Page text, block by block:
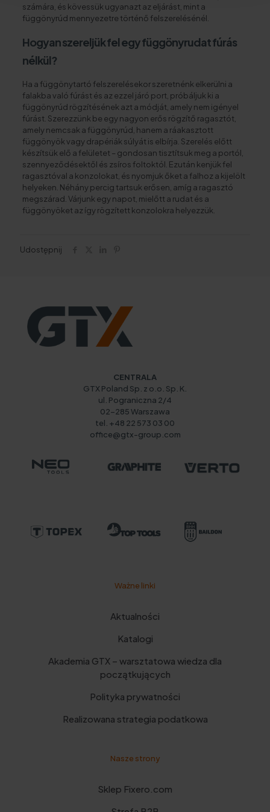
számára, és kövessük ugyanazt az eljárást, mint a
függönyrúd mennyezetre történő felszerelésénél.
Hogyan szereljük fel egy függönyrudat fúrás
nélkül?
Ha a függönytartó felszerelésekor szeretnénk elkerülni a
falakba való fúrást és az ezzel járó port, próbáljuk ki a
függönyrúd rögzítésének azt a módját, amely nem igényel
fúrást. Szerezzünk be egy nagyon erős rögzítő ragasztót,
amely nemcsak a függönyrúd, hanem a ráakasztott
függönyök vagy drapériák súlyát is elbírja. Szerelés előtt
készítsük elő a felületet – gondosan tisztítsuk meg a portól,
szennyeződésektől és zsíros foltoktól. Ezután kenjük fel
ragasztóval a konzolokat, és nyomjuk őket a falhoz a kijelölt
helyeken. Néhány percig tartsuk erősen, amíg a ragasztó
megszárad. Várjunk egy napot, mielőtt a rudat és a
függönyöket az így rögzített konzolokra helyezzük.
Udostępnij
CENTRALA
GTX Poland Sp. z o.o. Sp. K.
ul. Pograniczna 2/4
02-285 Warszawa
tel. +48 22 573 03 00
office@gtx-group.com
Ważne linki
Aktualności
Katalogi
Akademia GTX – warsztatowa wiedza dla
początkujących
Polityka prywatności
Realizowana strategia podatkowa
Nasze strony
Sklep Fixero.com